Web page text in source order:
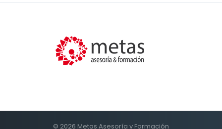
© 2026 Metas Asesoría y Formación